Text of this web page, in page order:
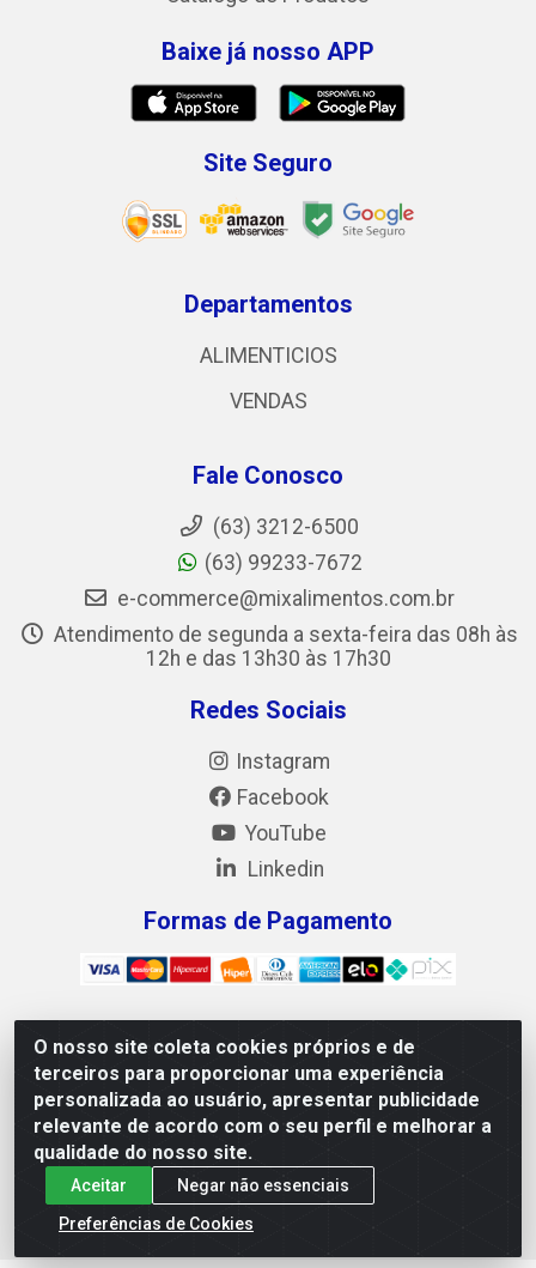
O nosso site coleta cookies próprios e de
terceiros para proporcionar uma experiência
personalizada ao usuário, apresentar publicidade
relevante de acordo com o seu perfil e melhorar a
qualidade do nosso site.
Aceitar
Negar não essenciais
Preferências de Cookies
Baixe já nosso APP
Site Seguro
Departamentos
ALIMENTICIOS
VENDAS
Fale Conosco
(63) 3212-6500
(63) 99233-7672
e-commerce@mixalimentos.com.br
Atendimento de segunda a sexta-feira das 08h às
12h e das 13h30 às 17h30
Redes Sociais
Instagram
Facebook
YouTube
Linkedin
Formas de Pagamento
Mix Alimentos LTDA - Quadra Asr Ne 55 (412 Norte), Alameda
02, S/N - Plano Diretor Norte, Palmas/TO - CEP 77.006-540 -
CNPJ 05.922.500/0001-02